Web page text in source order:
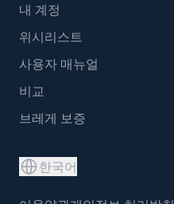
내 계정
위시리스트
사용자 매뉴얼
비교
브레게 보증
한국어